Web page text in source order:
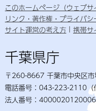
このホームページ（ウェブ
リンク・著作権・プライバ
サイト運営の考え方
携帯サ
千葉県庁
〒260-8667 千葉市中央区市
電話番号：043-223-2110（
法人番号：4000020120006